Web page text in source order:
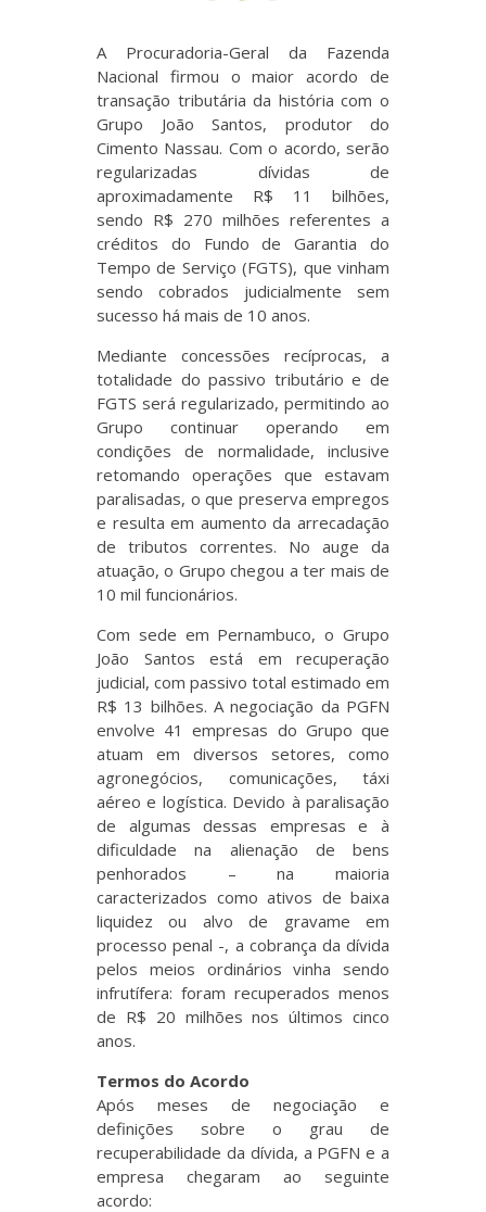
A Procuradoria-Geral da Fazenda
Nacional firmou o maior acordo de
transação tributária da história com o
Grupo João Santos, produtor do
Cimento Nassau. Com o acordo, serão
regularizadas dívidas de
aproximadamente R$ 11 bilhões,
sendo R$ 270 milhões referentes a
créditos do Fundo de Garantia do
Tempo de Serviço (FGTS), que vinham
sendo cobrados judicialmente sem
sucesso há mais de 10 anos.
Mediante concessões recíprocas, a
totalidade do passivo tributário e de
FGTS será regularizado, permitindo ao
Grupo continuar operando em
condições de normalidade, inclusive
retomando operações que estavam
paralisadas, o que preserva empregos
e resulta em aumento da arrecadação
de tributos correntes. No auge da
atuação, o Grupo chegou a ter mais de
10 mil funcionários.
Com sede em Pernambuco, o Grupo
João Santos está em recuperação
judicial, com passivo total estimado em
R$ 13 bilhões. A negociação da PGFN
envolve 41 empresas do Grupo que
atuam em diversos setores, como
agronegócios, comunicações, táxi
aéreo e logística. Devido à paralisação
de algumas dessas empresas e à
dificuldade na alienação de bens
penhorados – na maioria
caracterizados como ativos de baixa
liquidez ou alvo de gravame em
processo penal -, a cobrança da dívida
pelos meios ordinários vinha sendo
infrutífera: foram recuperados menos
de R$ 20 milhões nos últimos cinco
anos.
Termos do Acordo
Após meses de negociação e
definições sobre o grau de
recuperabilidade da dívida, a PGFN e a
empresa chegaram ao seguinte
acordo: